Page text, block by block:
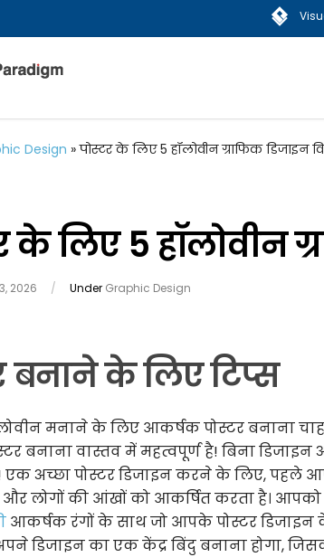
Design »पोस्टर के लिए 5 हॉलोवीन ग्राफिक डिजाइन
के लिए 5 हॉलोवीन
2026 / Under Graphic Design
बनाने के लिए टिप्स
मनाने के लिए आकर्षक पोस्टर बनाना
बनाना वास्तव में महत्वपूर्ण है! बिना
एक अच्छा पोस्टर डिजाइन करने के लिए, पहले
और लोगों की आंखों को आकर्षित करता है।
आकर्षक रंगों के साथ जो आपके पोस्टर
डिजाइन का एक केंद्र बिंदु बनाना होगा,